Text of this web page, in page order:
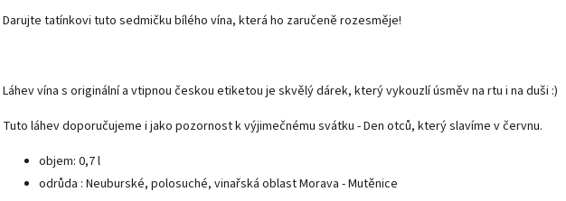
Darujte tatínkovi tuto sedmičku bílého vína, která ho zaručeně rozesměje!
Láhev vína s originální a vtipnou českou etiketou je skvělý dárek, který vykouzlí úsměv na rtu i na duši :)
Tuto láhev doporučujeme i jako pozornost k výjimečnému svátku - Den otců, který slavíme v červnu.
objem: 0,7 l
odrůda : Neuburské, polosuché, vinařská oblast Morava - Mutěnice